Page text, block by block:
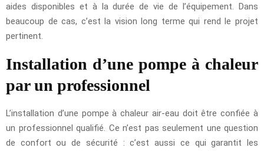
aides disponibles et à la durée de vie de l’équipement. Dans
beaucoup de cas, c’est la vision long terme qui rend le projet
pertinent.
Installation d’une pompe à chaleur
par un professionnel
L’installation d’une pompe à chaleur air-eau doit être confiée à
un professionnel qualifié. Ce n’est pas seulement une question
de confort ou de sécurité : c’est aussi ce qui garantit les